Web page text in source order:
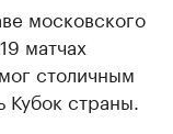
московского
матчах
столичным
страны.